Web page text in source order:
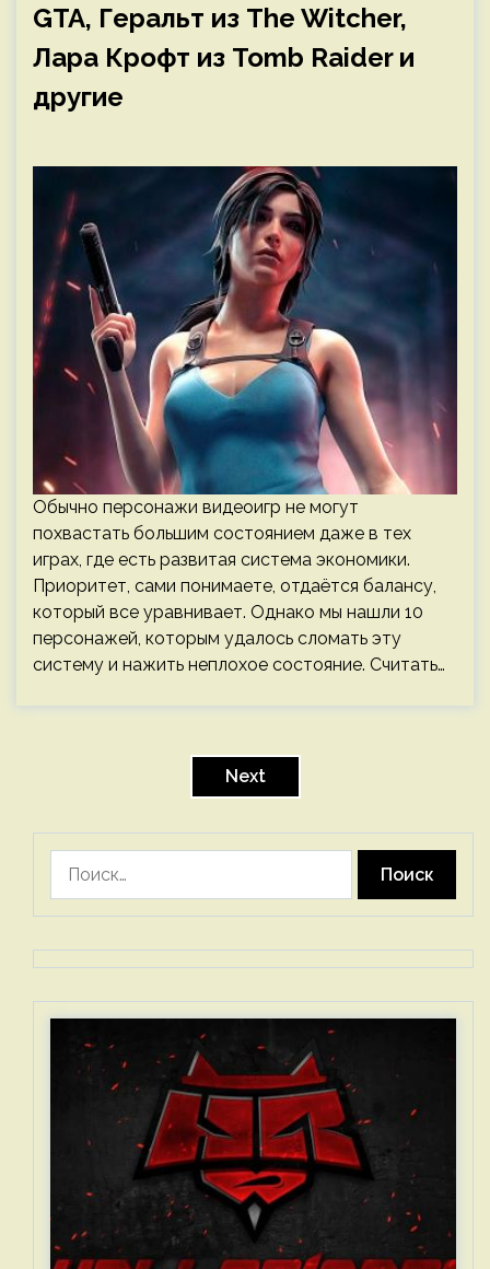
GTA, Геральт из The Witcher,
Лара Крофт из Tomb Raider и
другие
Обычно персонажи видеоигр не могут
похвастать большим состоянием даже в тех
играх, где есть развитая система экономики.
Приоритет, сами понимаете, отдаётся балансу,
который все уравнивает. Однако мы нашли 10
персонажей, которым удалось сломать эту
систему и нажить неплохое состояние. Считать…
Next